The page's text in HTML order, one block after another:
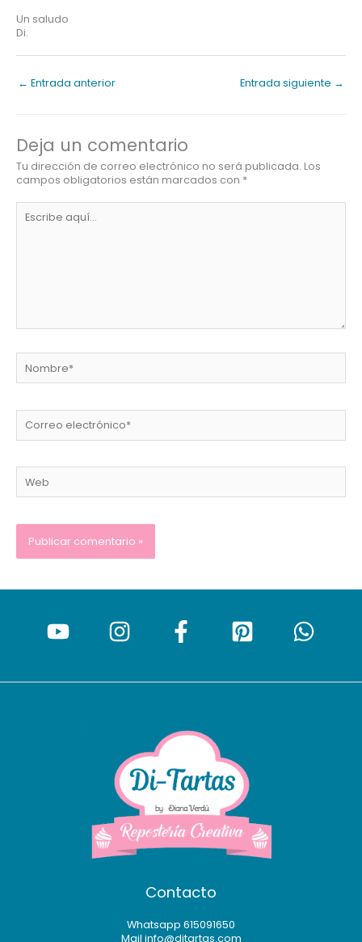
Un saludo
Di.
← Entrada anterior Entrada siguiente →
Deja un comentario
Tu dirección de correo electrónico no será publicada. Los
campos obligatorios están marcados con *
aquí...
electrónico*
Contacto
Whatsapp 615091650
Mail info@ditartas.com